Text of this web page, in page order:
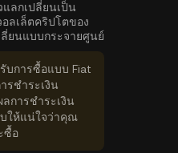
ลกเปลี่ยนเป็น
อลเล็ตคริปโตของ
ยนแบบกระจายศูนย์
บการซื้อแบบ Fiat
รชำระเงิน
การชำระเงิน
ให้แน่ใจว่าคุณ
ซื้อ